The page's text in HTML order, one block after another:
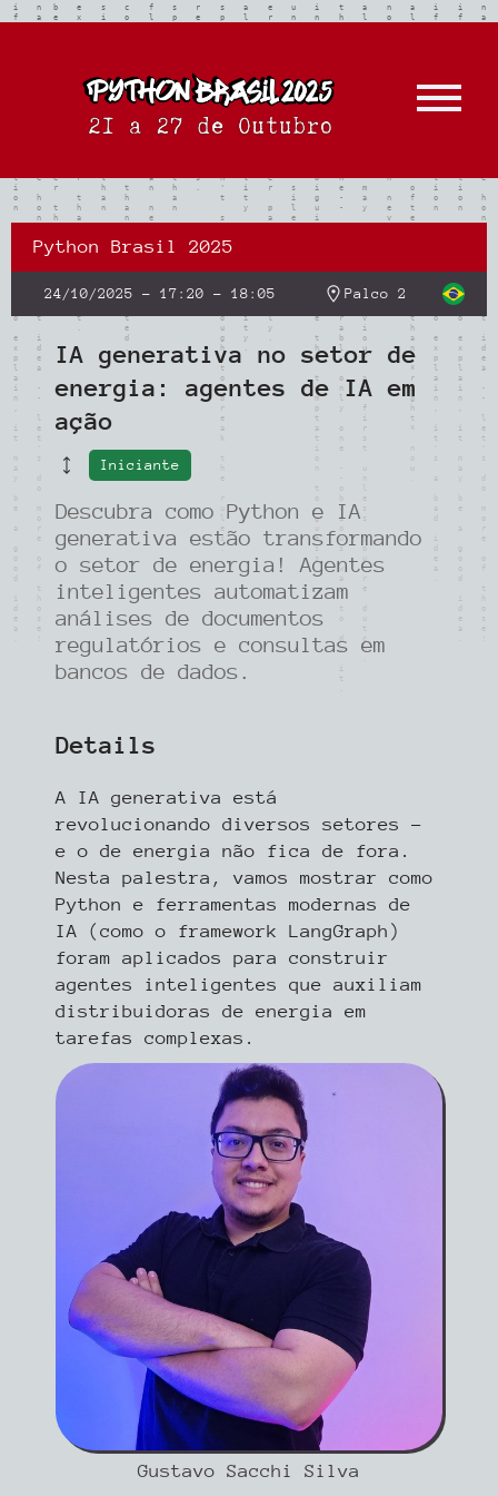
Python Brasil 2025
24/10/2025 – 17:20 – 18:05 Palco 2
IA generativa no setor de
energia: agentes de IA em
ação
Iniciante
Descubra como Python e IA
generativa estão transformando
o setor de energia! Agentes
inteligentes automatizam
análises de documentos
regulatórios e consultas em
bancos de dados.
Details
A IA generativa está
revolucionando diversos setores –
e o de energia não fica de fora.
Nesta palestra, vamos mostrar como
Python e ferramentas modernas de
IA (como o framework LangGraph)
foram aplicados para construir
agentes inteligentes que auxiliam
distribuidoras de energia em
tarefas complexas.
Gustavo Sacchi Silva